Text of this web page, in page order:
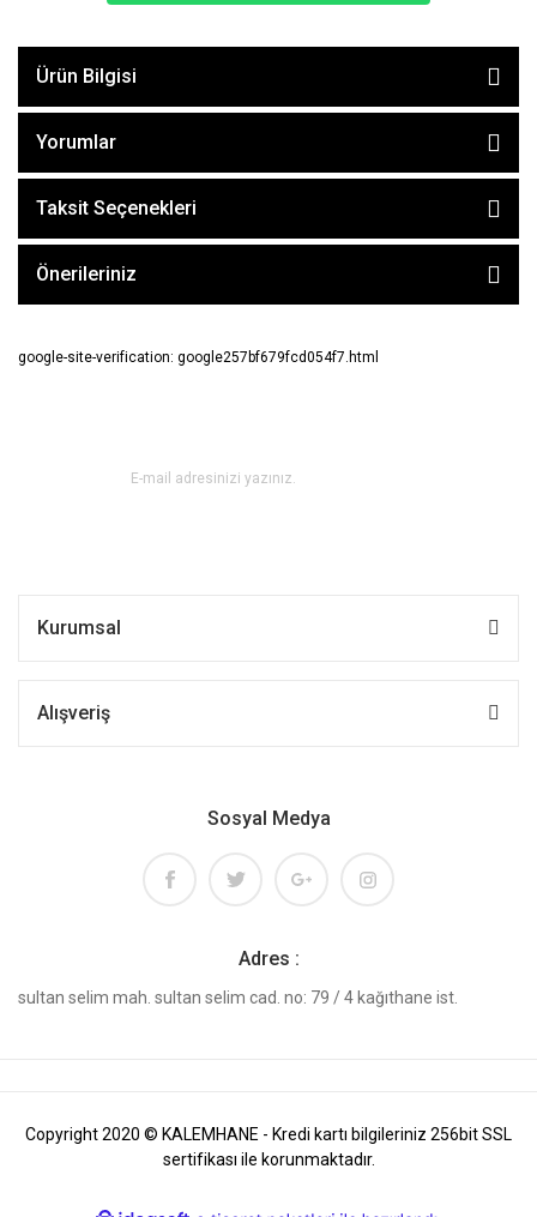
Ürün Bilgisi
Yorumlar
Taksit Seçenekleri
Önerileriniz
google-site-verification: google257bf679fcd054f7.html
Kurumsal
Alışveriş
Sosyal Medya
Adres :
sultan selim mah. sultan selim cad. no: 79 / 4 kağıthane ist.
Copyright 2020 © KALEMHANE - Kredi kartı bilgileriniz 256bit SSL
sertifikası ile korunmaktadır.